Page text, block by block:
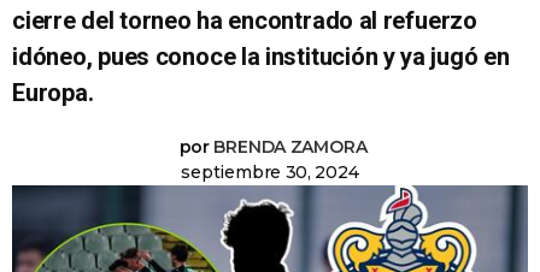
cierre del torneo ha encontrado al refuerzo
idóneo, pues conoce la institución y ya jugó en
Europa.
por BRENDA ZAMORA
septiembre 30, 2024